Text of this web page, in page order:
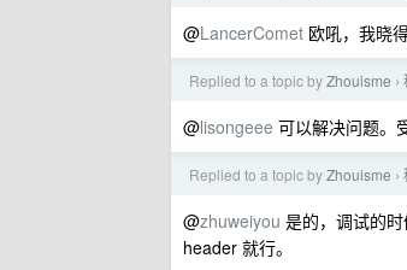
@LancerComet 欧吼，我晓
Replied to a topic byZhouisme ›
@lisongeee 可以解决问题。
Replied to a topic byZhouisme ›
@zhuweiyou 是的，调试的
header 就行。